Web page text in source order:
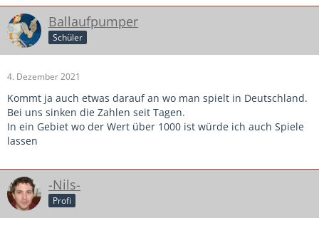
Ballaufpumper
Schüler
4. Dezember 2021
Kommt ja auch etwas darauf an wo man spielt in Deutschland.
Bei uns sinken die Zahlen seit Tagen.
In ein Gebiet wo der Wert über 1000 ist würde ich auch Spiele
lassen
-Nils-
Profi